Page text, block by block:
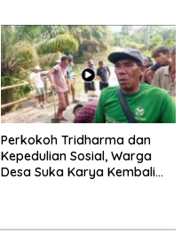
Perkokoh Tridharma dan
Kepedulian Sosial, Warga
Desa Suka Karya Kembali